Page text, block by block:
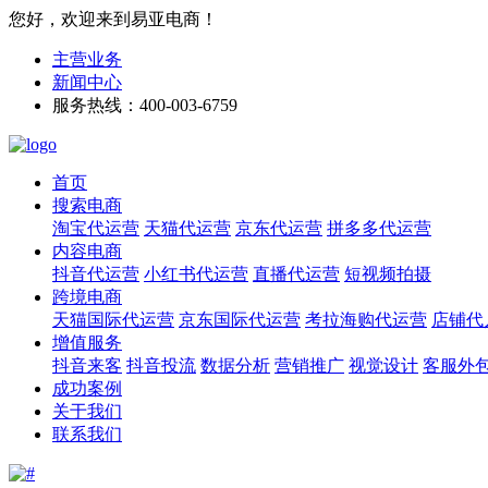
您好，欢迎来到易亚电商！
主营业务
新闻中心
服务热线：400-003-6759
首页
搜索电商
淘宝代运营 天猫代运营 京东代运营 拼多多代运营
内容电商
抖音代运营 小红书代运营 直播代运营 短视频拍摄
跨境电商
天猫国际代运营 京东国际代运营 考拉海购代运营 店铺代
增值服务
抖音来客 抖音投流 数据分析 营销推广 视觉设计 客服外
成功案例
关于我们
联系我们